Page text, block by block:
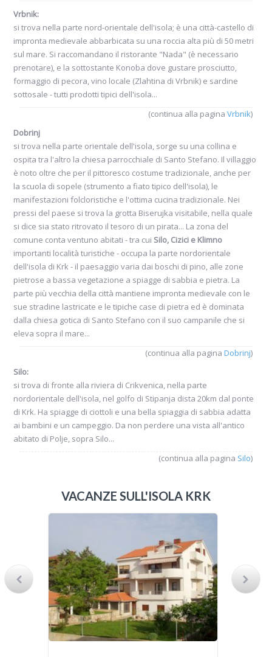
Vrbnik:
si trova nella parte nord-orientale dell'isola; è una città-castello di
impronta medievale abbarbicata su una roccia alta più di 50 metri
sul mare. Si raccomandano il ristorante "Nada" (è necessario
prenotare), e la sottostante Konoba dove gustare prosciutto,
formaggio di pecora, vino locale (Zlahtina di Vrbnik) e sardine
sottosale - tutti prodotti tipici dell'isola...
(continua alla pagina Vrbnik)
Dobrinj
si trova nella parte orientale dell'isola, sorge su una collina e
ospita tra l'altro la chiesa parrocchiale di Santo Stefano. Il villaggio
è noto oltre che per il pittoresco costume tradizionale, anche per
la scuola di sopele (strumento a fiato tipico dell'isola), le
manifestazioni folcloristiche e l'ottima cucina tradizionale. Nei
pressi del paese si trova la grotta Biserujka visitabile, nella quale
si dice sia stato ritrovato il tesoro di un pirata... La zona del
comune conta ventuno abitati - tra cui Silo, Cizici e Klimno
importanti località turistiche - occupa la parte nordorientale
dell'isola di Krk - il paesaggio varia dai boschi di pino, alle zone
pietrose a bassa vegetazione a spiagge di sabbia e pietra. La
parte più vecchia della città mantiene impronta medievale con le
sue stradine lastricate e le tipiche case di pietra ed è dominata
dalla chiesa gotica di Santo Stefano con il suo campanile che si
eleva sopra il mare...
(continua alla pagina Dobrinj)
Silo:
si trova di fronte alla riviera di Crikvenica, nella parte
nordorientale dell'isola, nel golfo di Stipanja dista 20km dal ponte
di Krk. Ha spiagge di ciottoli e una bella spiaggia di sabbia adatta
ai bambini e un campeggio. Da non perdere una vista all'antico
abitato di Polje, sopra Silo...
(continua alla pagina Silo)
VACANZE SULL'ISOLA KRK